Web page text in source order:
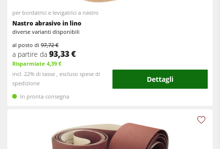
Trascinatori
Attrezzatura per falegnameria
F4Solutions Software
Automazione & gestione del materiale
Gestione del progetto
per bordatrici e levigatrici a nastro
Nastro abrasivo in lino
diverse varianti disponibili
al posto di97,72 €
a partire da 93,33 €
Risparmiate 4,39 €
incl. 22% di tasse , escluso spese di
spedizione
Dettagli
In pronta consegna